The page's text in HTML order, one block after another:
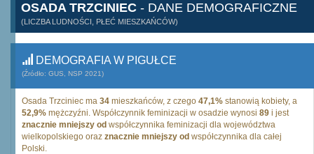
OSADA TRZCINIEC - DANE DEMOGRAFICZNE
(LICZBA LUDNOŚCI, PŁEĆ MIESZKAŃCÓW)
DEMOGRAFIA W PIGUŁCE
(Źródło: GUS, NSP 2021)
Osada Trzciniec ma 34 mieszkańców, z czego 47,1% stanowią kobiety, a
52,9% mężczyźni. Współczynnik feminizacji w osadzie wynosi 89 i jest
znacznie mniejszy od współczynnika feminizacji dla województwa
wielkopolskiego oraz znacznie mniejszy od współczynnika dla całej
Polski.